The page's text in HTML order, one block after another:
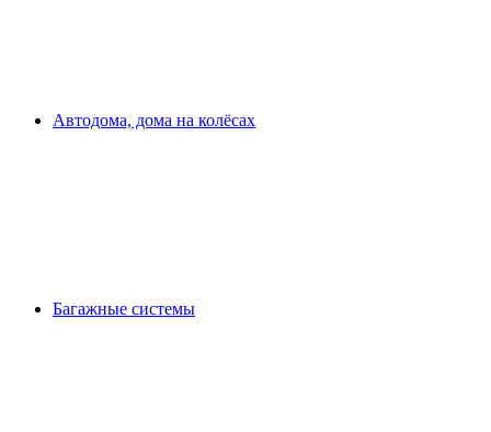
Автодома, дома на колёсах
Багажные системы